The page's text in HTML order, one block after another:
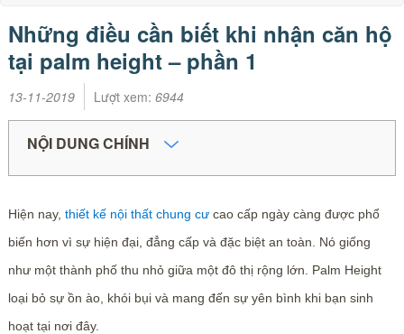
Những điều cần biết khi nhận căn hộ
tại palm height – phần 1
13-11-2019 Lượt xem: 6944
NỘI DUNG CHÍNH
Hiện nay, thiết kế nội thất chung cưcao cấp ngày càng được phổ
biến hơn vì sự hiện đại, đẳng cấp và đặc biệt an toàn. Nó giống
như một thành phố thu nhỏ giữa một đô thị rộng lớn. Palm Height
loại bỏ sự ồn ào, khói bụi và mang đến sự yên bình khi bạn sinh
hoạt tại nơi đây.